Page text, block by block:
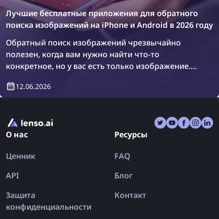
Лучшие бесплатные приложения для обратного
поиска изображений на iPhone и Android в 2026 году
Обратный поиск изображений чрезвычайно
полезен, когда вам нужно найти что-то
конкретное, но у вас есть только изображение.
обратного поиска изображений, такие как
lenso.ai, TinEye и Copyseeker, есть также
несколько поисковых систем в одном месте.
Давайте рассмотрим лучшие приложения для
Android в 2026 году.
12.06.2026
О нас
Ценник
API
Защита
конфиденциальности
Ресурсы
FAQ
Блог
Контакт